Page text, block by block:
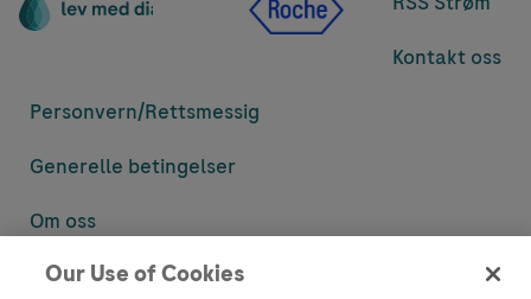
Kontakt oss
Personvern/Rettsmessig
Generelle betingelser
Om oss
Denne nettsiden inneholder informasjon som er målsatt til en stor
Our Use of Cookies